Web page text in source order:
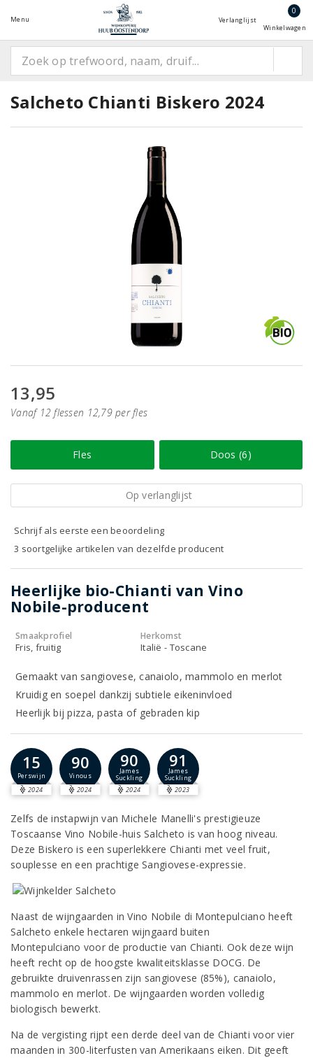
Menu Verlanglijst
0
Winkelwagen
Salcheto Chianti Biskero 2024
13,95
Vanaf 12 flessen 12,79 per fles
Fles Doos (6)
Op verlanglijst
Schrijf als eerste een beoordeling
3 soortgelijke artikelen van dezelfde producent
Heerlijke bio-Chianti van Vino
Nobile-producent
Smaakprofiel
Fris, fruitig
Herkomst
Italië - Toscane
Gemaakt van sangiovese, canaiolo, mammolo en merlot
Kruidig en soepel dankzij subtiele eikeninvloed
Heerlijk bij pizza, pasta of gebraden kip
15
Perswijn
2024
90
Vinous
2024
90
James
Suckling
2024
91
James
Suckling
2023
Zelfs de instapwijn van Michele Manelli's prestigieuze
Toscaanse Vino Nobile-huis Salcheto is van hoog niveau.
Deze Biskero is een superlekkere Chianti met veel fruit,
souplesse en een prachtige Sangiovese-expressie.
Naast de wijngaarden in Vino Nobile di Montepulciano heeft
Salcheto enkele hectaren wijngaard buiten
Montepulciano voor de productie van Chianti. Ook deze wijn
heeft recht op de hoogste kwaliteitsklasse DOCG. De
gebruikte druivenrassen zijn sangiovese (85%), canaiolo,
mammolo en merlot. De wijngaarden worden volledig
biologisch bewerkt.
Na de vergisting rijpt een derde deel van de Chianti voor vier
maanden in 300-literfusten van Amerikaans eiken. Dit geeft